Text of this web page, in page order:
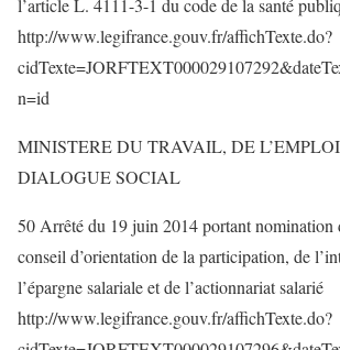
l’article L. 4111-3-1 du code de la santé
http://www.legifrance.gouv.fr/affichTexte.do?
n=id
MINISTERE DU TRAVAIL, DE
DIALOGUE SOCIAL
50 Arrêté du 19 juin 2014 portant nomination
conseil d’orientation de la participation, de
l’épargne salariale et de l’actionnariat salarié
http://www.legifrance.gouv.fr/affichTexte.do?